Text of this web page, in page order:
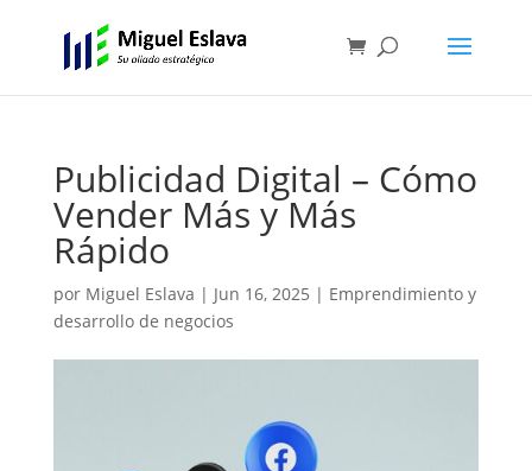
Publicidad Digital – Cómo
Vender Más y Más
Rápido
por Miguel Eslava | Jun 16, 2025 | Emprendimiento y
desarrollo de negocios